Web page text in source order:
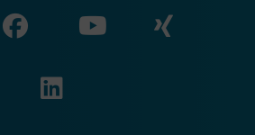
Zu unserer Facebook
Zu
Zu unserer